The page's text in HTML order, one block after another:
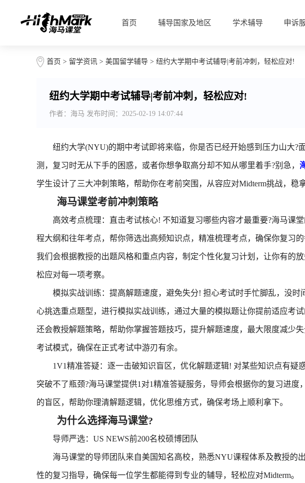
首页 辅导国家及地区 学术辅导 申诉
首页 > 留学资讯 > 美国留学辅导 > 纽约大学期中考试辅导|考前冲刺，轻松应对!
纽约大学期中考试辅导|考前冲刺，轻松应对!
作者：海马 发布时间：2025-02-19 14:07:44
纽约大学(NYU)的期中考试即将来临，你是否已经开始感到压力山大?
测，复习时无从下手的困惑，或者你想争取高分却不知从哪里着手?别急，
学生设计了三大冲刺策略，帮助你在考前突围，从容应对Midterm挑战，稳
海马课堂考前冲刺策略
高效考点梳理：直击考试核心! 不知道复习哪些内容才最重要?海马课
程大纲和往年考点，帮你筛选出高频知识点，精准梳理考点，确保你复习
我们会根据教授的出题风格和重点内容，制定个性化复习计划，让你有的
松应对每一项考察。
模拟实战训练：提高解题速度，避免失分! 担心考试时手忙脚乱，没时
心挑选重点题型，进行模拟实战训练，通过大量的模拟题让你提前适应考
还会教授解题策略，帮助你掌握答题技巧，提升解题速度，最大限度减少
考试模式，确保在正式考试中游刃有余。
1V1精准答疑：逐一击破知识盲区，优化解题逻辑! 对某些知识点有疑
突破不了瓶颈?海马课堂提供1对1精准答疑服务，导师会根据你的复习进度
的盲区，帮助你理清解题逻辑，优化思维方式，确保考场上顺利拿下。
为什么选择海马课堂?
导师严选：US NEWS前200名校硕博团队
海马课堂的导师团队来自美国知名高校，熟悉NYU课程体系及教授的
性的复习指导，确保每一位学生都能得到专业的辅导，轻松应对Midterm。